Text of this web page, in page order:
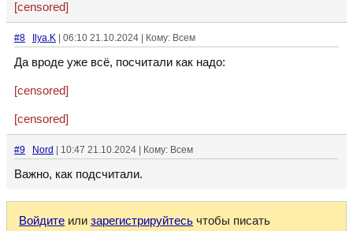
[censored]
#8 Ilya.K | 06:10 21.10.2024 | Кому: Всем
Да вроде уже всё, посчитали как надо:
[censored]
[censored]
#9 Nord | 10:47 21.10.2024 | Кому: Всем
Важно, как подсчитали.
Войдите или зарегистрируйтесь чтобы писать